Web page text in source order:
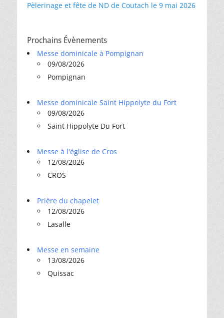
Pèlerinage et fête de ND de Coutach le 9 mai 2026
Prochains Évènements
Messe dominicale à Pompignan
09/08/2026
Pompignan
Messe dominicale Saint Hippolyte du Fort
09/08/2026
Saint Hippolyte Du Fort
Messe à l'église de Cros
12/08/2026
CROS
Prière du chapelet
12/08/2026
Lasalle
Messe en semaine
13/08/2026
Quissac